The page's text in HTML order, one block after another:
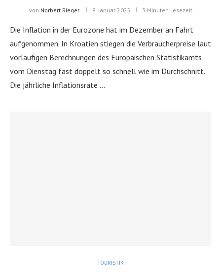
von Norbert Rieger 8. Januar 2025 3 Minuten Lesezeit
Die Inflation in der Eurozone hat im Dezember an Fahrt
aufgenommen. In Kroatien stiegen die Verbraucherpreise laut
vorläufigen Berechnungen des Europäischen Statistikamts
vom Dienstag fast doppelt so schnell wie im Durchschnitt.
Die jährliche Inflationsrate …
TOURISTIK